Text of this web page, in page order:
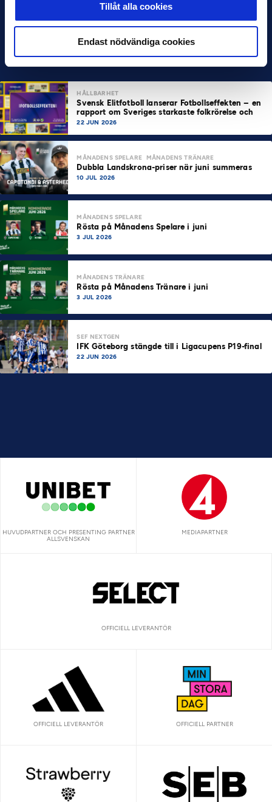
Tillåt alla cookies
Endast nödvändiga cookies
HÅLLBARHET
Svensk Elitfotboll lanserar Fotbollseffekten – en
rapport om Sveriges starkaste folkrörelse och
samhällskraft
22 JUN 2026
MÅNADENS SPELARE MÅNADENS TRÄNARE
Dubbla Landskrona-priser när juni summeras
10 JUL 2026
MÅNADENS SPELARE
Rösta på Månadens Spelare i juni
3 JUL 2026
MÅNADENS TRÄNARE
Rösta på Månadens Tränare i juni
3 JUL 2026
SEF NEXTGEN
IFK Göteborg stängde till i Ligacupens P19-final
22 JUN 2026
HUVUDPARTNER OCH PRESENTING PARTNER
ALLSVENSKAN
MEDIAPARTNER
OFFICIELL LEVERANTÖR
OFFICIELL LEVERANTÖR OFFICIELL PARTNER